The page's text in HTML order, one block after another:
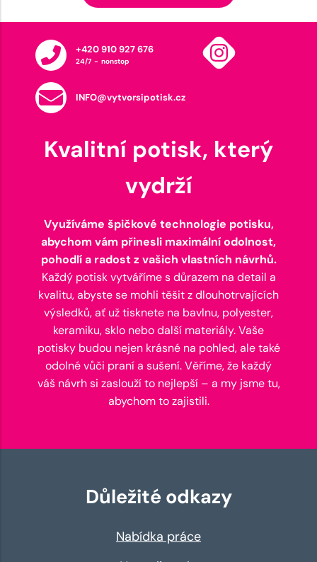
+420 910 927 676
24/7 - nonstop
INFO@vytvorsipotisk.cz
Kvalitní potisk, který
vydrží
Využíváme špičkové technologie potisku,
abychom vám přinesli maximální odolnost,
pohodlí a radost z vašich vlastních návrhů.
Každý potisk vytváříme s důrazem na detail a
kvalitu, abyste se mohli těšit z dlouhotrvajících
výsledků, ať už tisknete na bavlnu, polyester,
keramiku, sklo nebo další materiály. Vaše
potisky budou nejen krásné na pohled, ale také
odolné vůči praní a sušení. Věříme, že každý
váš návrh si zaslouží to nejlepší – a my jsme tu,
abychom to zajistili.
Důležité odkazy
Nabídka práce